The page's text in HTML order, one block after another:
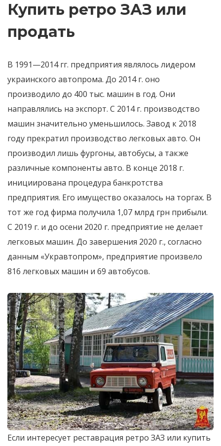
Купить ретро ЗАЗ или
продать
В 1991—2014 гг. предприятия являлось лидером
украинского автопрома. До 2014 г. оно
производило до 400 тыс. машин в год. Они
направлялись на экспорт. С 2014 г. производство
машин значительно уменьшилось. Завод к 2018
году прекратил производство легковых авто. Он
производил лишь фургоны, автобусы, а также
различные компоненты авто. В конце 2018 г.
инициирована процедура банкротства
предприятия. Его имущество оказалось на торгах. В
тот же год фирма получила 1,07 млрд грн прибыли.
С 2019 г. и до осени 2020 г. предприятие не делает
легковых машин. До завершения 2020 г., согласно
данным «Укравтопром», предприятие произвело
816 легковых машин и 69 автобусов.
Если интересует реставрация ретро ЗАЗ или купить